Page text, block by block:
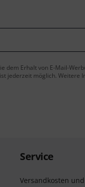
dem Erhalt von E-Mail-
jederzeit möglich. Weitere
Service
Versandkosten